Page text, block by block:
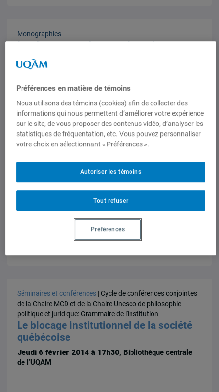
Monographies
Les formes contemporaines du
populisme
25 mars 2014,
Aliénation et réification à l’âge du
travail immatériel
Jeudi 27 février 2014 à 17h30, UQAM
Séminaires et conférences | Cycle de conférences conjointes
de la Chaire MCD et de la Chaire Unesco de philosophie
politique et juridique: Grammaire de l'institution
Le blocage institutionnel de la société
québécoise
Jeudi 6 février 2014 à 17h30, Bibliothèque centrale
de l’UQAM
Préférences en matière de témoins
Nous utilisons des témoins (cookies) afin de collecter des
informations qui nous permettent d’améliorer votre expérience
sur le site, de vous proposer des contenus vidéo, d’analyser les
statistiques de fréquentation, etc. Vous pouvez personnaliser
votre choix en sélectionnant « Préférences ».
Tout refuser
Autoriser les témoins
Préférences